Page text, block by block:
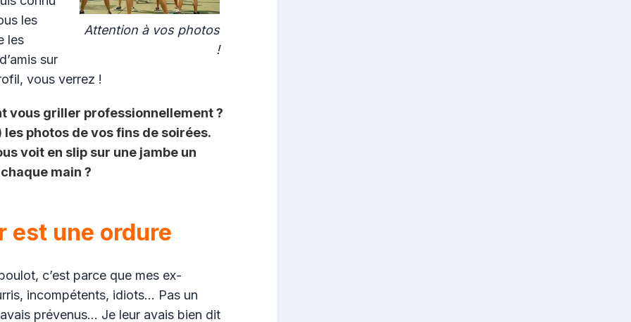
Attention à vos photos
!
les
les
sur
vous verrez !
vous griller professionnellement ?
photos de vos fins de soirées.
voit en slip sur une jambe un
main ?
est une ordure
c’est parce que mes ex-
incompétents, idiots… Pas un
prévenus… Je leur avais bien dit